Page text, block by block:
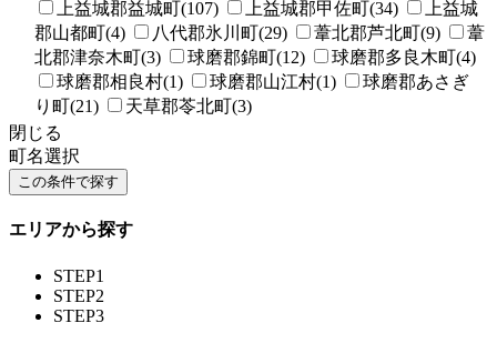
上益城郡益城町(107)
上益城郡甲佐町(34)
上益城
郡山都町(4)
八代郡氷川町(29) 葦北郡芦北町(9)
葦
北郡津奈木町(3)
球磨郡錦町(12)
球磨郡多良木町(4)
球磨郡相良村(1)
球磨郡山江村(1)
球磨郡あさぎ
り町(21)
天草郡苓北町(3)
閉じる
町名選択
エリアから探す
STEP1
STEP2
STEP3